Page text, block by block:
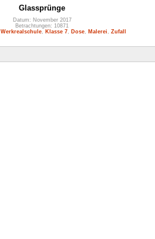
Glassprünge
Datum: November 2017
Betrachtungen: 10871
Werkrealschule, Klasse 7, Dose, Malerei Zufall